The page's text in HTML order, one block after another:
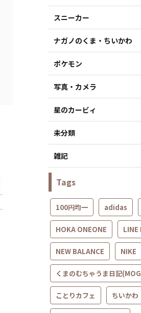
スニーカー
ナガノのくま・ちいかわ
ポケモン
写真・カメラ
星のカービィ
未分類
雑記
Tags
100円均一 adidas
HOKA ONEONE LINE
NEW BALANCE NIKE
くまのむちゃうま日記
ことりカフェ ちいかわ